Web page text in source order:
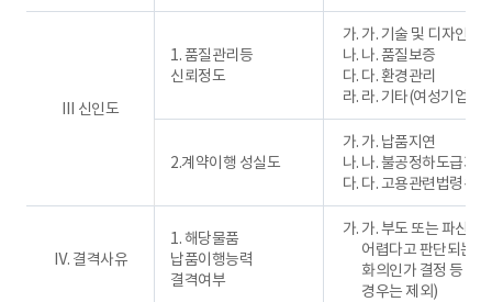
Ⅲ 신인도
1. 품질관리등
신뢰정도
가. 기술 및 디자인 인
나. 품질보증
다. 환경관리
라. 기타(여성기업,
2.계약이행 성실도
가. 납품지연
나. 불공정하도급거래
다. 고용관련법령위
Ⅳ. 결격사유
1. 해당물품
납품이행능력
결격여부
가. 부도 또는 파산상
어렵다고 판단되는
화의인가 결정 등 법
경우는 제외)